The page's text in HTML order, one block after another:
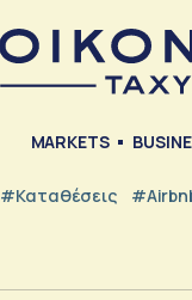
MARKETS
#Καταθέσεις